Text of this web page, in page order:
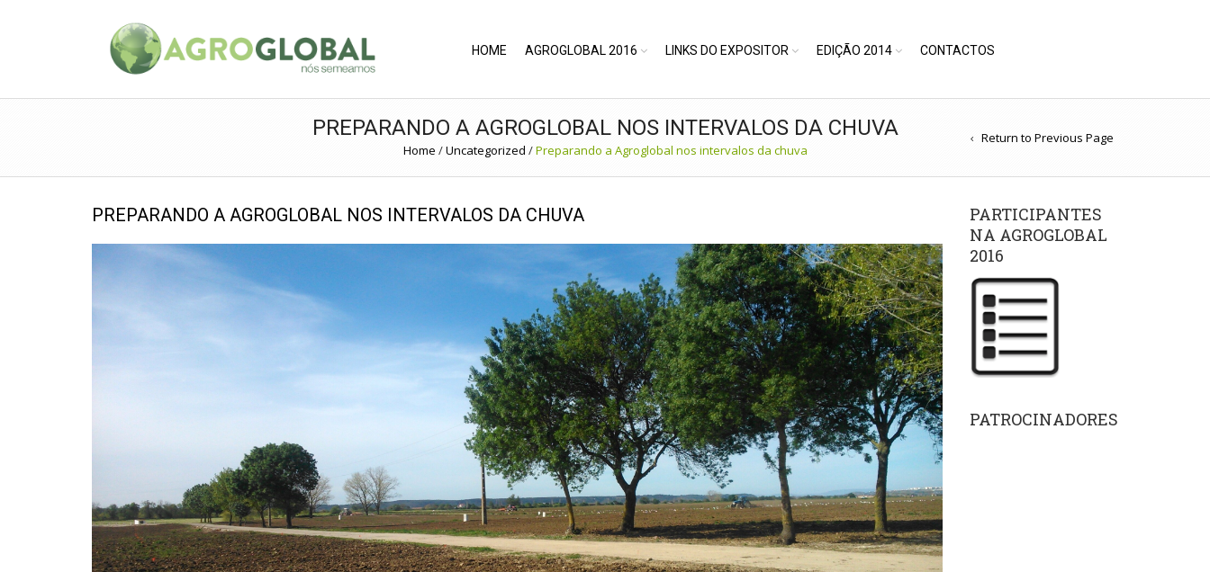
HOME AGROGLOBAL 2016 LINKS DO EXPOSITOR EDIÇÃO 2014 CONTACTOS
PREPARANDO A AGROGLOBAL NOS INTERVALOS DA CHUVA
Home /Uncategorized /Preparando a Agroglobal nos intervalos da chuva
Return to Previous Page
PREPARANDO A AGROGLOBAL NOS INTERVALOS DA CHUVA
PARTICIPANTES
NA AGROGLOBAL
2016
PATROCINADORES